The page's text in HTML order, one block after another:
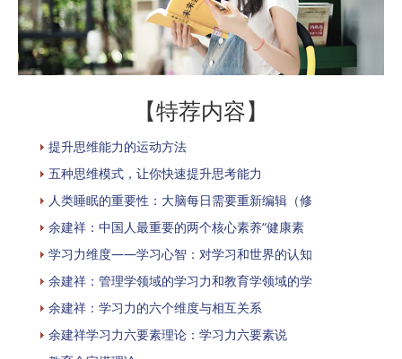
【特荐内容】
提升思维能力的运动方法
五种思维模式，让你快速提升思考能力
人类睡眠的重要性：大脑每日需要重新编辑（修
余建祥：中国人最重要的两个核心素养“健康素
学习力维度——学习心智：对学习和世界的认知
余建祥：管理学领域的学习力和教育学领域的学
余建祥：学习力的六个维度与相互关系
余建祥学习力六要素理论：学习力六要素说